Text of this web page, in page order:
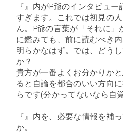
『』内がF爺のインタビュ
すぎます。これでは初見の
ん。F爺の言葉が「それに」
に鑑みても、前に読むべき
明らかなはず。では、どう
か？
貴方が一番よくお分かりか
ると自論を都合のいい方向
らです(分かってないなら自
『』内を、必要な情報を補
か。